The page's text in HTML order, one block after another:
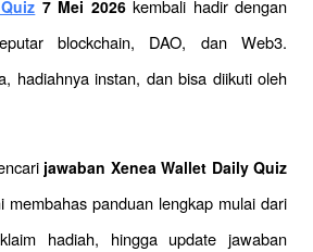
7 Mei 2026 kembali hadir dengan
blockchain, DAO, dan Web3.
hadiahnya instan, dan bisa diikuti oleh
jawaban Xenea Wallet Daily Quiz
membahas panduan lengkap mulai dari
hadiah, hingga update jawaban